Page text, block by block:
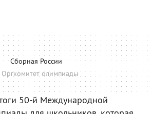
Сборная России
олимпиады
50-й Международной